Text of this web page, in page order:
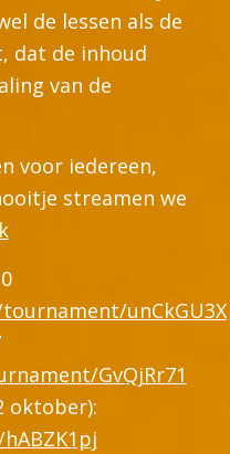
de lessen als de
dat de inhoud
van de
voor iedereen,
streamen we
unCkGU3X
GvQjRr71
oktober):